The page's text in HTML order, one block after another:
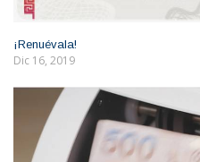
¡Renuévala!
Dic 16, 2019